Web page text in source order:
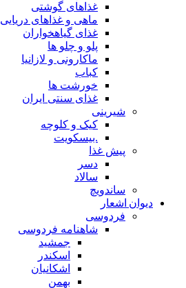
غذاهای گوشتی
ماهی و غذاهای دریایی
غذای گیاهخواران
پلو و چلو ها
ماکارونی و لازانیا
کباب
خورشت ها
غذای سنتی ایران
شیرینی
کیک و کلوچه
.بیسکویت
پیش غذا
دسر
سالاد
ساندویچ
دیوان اشعار
فردوسی
شاهنامه فردوسی
جمشید
اسکندر
اشکانیان
بهمن